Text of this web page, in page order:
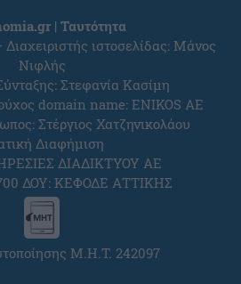
| Ταυτότητα
ιστοσελίδας: Μάνος
Νιφλής
Στεφανία Κασίμη
domain name: ENIKOS AE
Στέργιος Χατζηνικολάου
Διαφήμιση
ΔΙΑΔΙΚΤΥΟΥ ΑΕ
ΔΟΥ: ΚΕΦΟΔΕ ΑΤΤΙΚΗΣ
Μ.Η.Τ. 242097